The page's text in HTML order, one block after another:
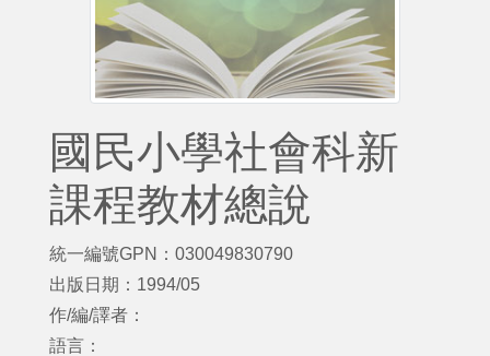
國民小學社會科新
課程教材總說
統一編號GPN：030049830790
出版日期：1994/05
作/編/譯者：
語言：